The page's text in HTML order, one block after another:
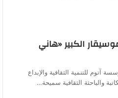
الكبير «هاني
آتوم للتنمية الثقافية والإبداع
والباحثة الثقافية سميحة…